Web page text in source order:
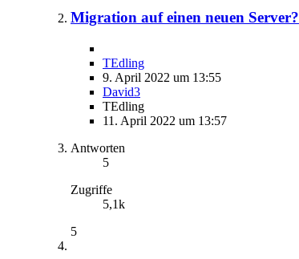
Migration auf einen neuen Server?
TEdling
9. April 2022 um 13:55
David3
TEdling
11. April 2022 um 13:57
Antworten
5
Zugriffe
5,1k
5